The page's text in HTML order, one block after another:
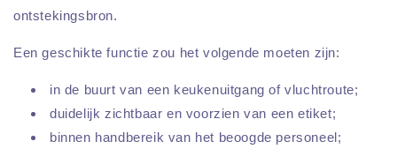
ontstekingsbron.
Een geschikte functie zou het volgende moeten zijn:
in de buurt van een keukenuitgang of vluchtroute;
duidelijk zichtbaar en voorzien van een etiket;
binnen handbereik van het beoogde personeel;